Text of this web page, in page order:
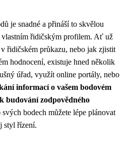
je snadné a přináší to skvělou
vlastním řidičským profilem. Ať už
řidičském průkazu, nebo jak zjistit
hodnocení, existuje hned několik
úřad, využít online portály, nebo
informací o vašem bodovém
budování zodpovědného
bodech můžete lépe plánovat
styl řízení.